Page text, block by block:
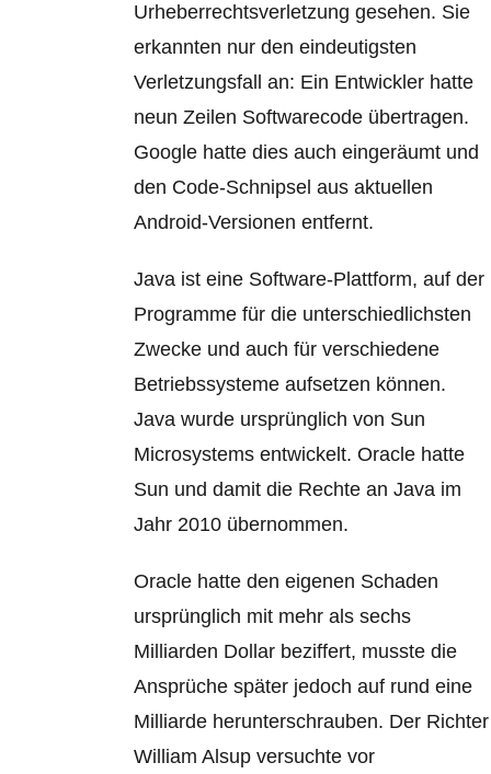
Urheberrechtsverletzung gesehen. Sie
erkannten nur den eindeutigsten
Verletzungsfall an: Ein Entwickler hatte
neun Zeilen Softwarecode übertragen.
Google hatte dies auch eingeräumt und
den Code-Schnipsel aus aktuellen
Android-Versionen entfernt.
Java ist eine Software-Plattform, auf der
Programme für die unterschiedlichsten
Zwecke und auch für verschiedene
Betriebssysteme aufsetzen können.
Java wurde ursprünglich von Sun
Microsystems entwickelt. Oracle hatte
Sun und damit die Rechte an Java im
Jahr 2010 übernommen.
Oracle hatte den eigenen Schaden
ursprünglich mit mehr als sechs
Milliarden Dollar beziffert, musste die
Ansprüche später jedoch auf rund eine
Milliarde herunterschrauben. Der Richter
William Alsup versuchte vor